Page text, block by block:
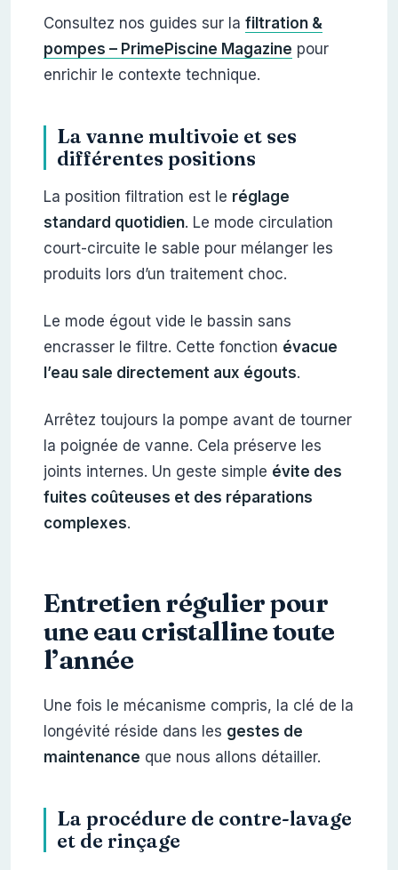
Consultez nos guides sur la filtration &
pompes – PrimePiscine Magazine pour
enrichir le contexte technique.
La vanne multivoie et ses
différentes positions
La position filtration est le réglage
standard quotidien. Le mode circulation
court-circuite le sable pour mélanger les
produits lors d’un traitement choc.
Le mode égout vide le bassin sans
encrasser le filtre. Cette fonction évacue
l’eau sale directement aux égouts.
Arrêtez toujours la pompe avant de tourner
la poignée de vanne. Cela préserve les
joints internes. Un geste simple évite des
fuites coûteuses et des réparations
complexes.
Entretien régulier pour
une eau cristalline toute
l’année
Une fois le mécanisme compris, la clé de la
longévité réside dans les gestes de
maintenance que nous allons détailler.
La procédure de contre-lavage
et de rinçage